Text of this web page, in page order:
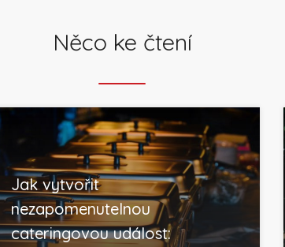
Něco ke čtení
Jak vytvořit
nezapomenutelnou
cateringovou událost: